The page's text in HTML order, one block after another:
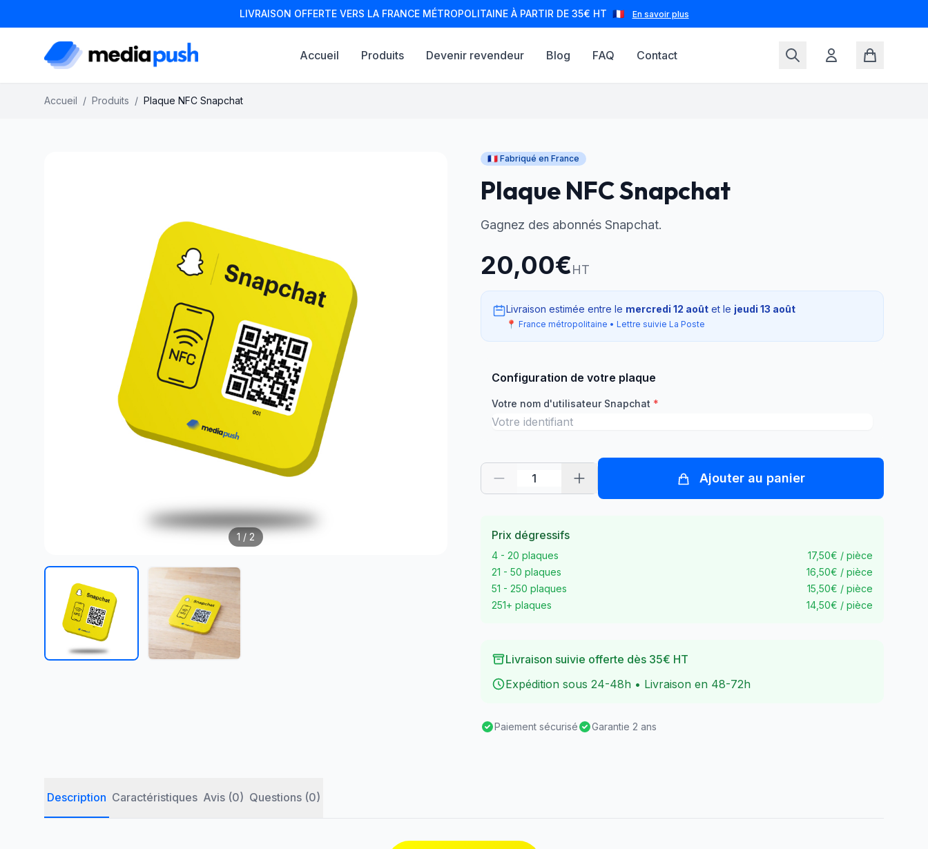
LIVRAISON OFFERTE VERS LA FRANCE MÉTROPOLITAINE À PARTIR DE 35€ HT 🇫🇷 En savoir plus
Accueil Produits Devenir revendeur Blog FAQ Contact
Accueil / Produits / Plaque NFC Snapchat
1 / 2
🇫🇷 Fabriqué en France
Plaque NFC Snapchat
Gagnez des abonnés Snapchat.
20,00€HT
Livraison estimée entre le mercredi 12 août et le jeudi 13 août
📍 France métropolitaine • Lettre suivie La Poste
Configuration de votre plaque
Votre nom d'utilisateur Snapchat *
Ajouter au panier
Prix dégressifs
4 - 20 plaques
17,50€ / pièce
21 - 50 plaques
16,50€ / pièce
51 - 250 plaques
15,50€ / pièce
251+ plaques
14,50€ / pièce
Livraison suivie offerte dès 35€ HT
Expédition sous 24-48h • Livraison en 48-72h
Paiement sécurisé Garantie 2 ans
Description Caractéristiques Avis (0) Questions (0)